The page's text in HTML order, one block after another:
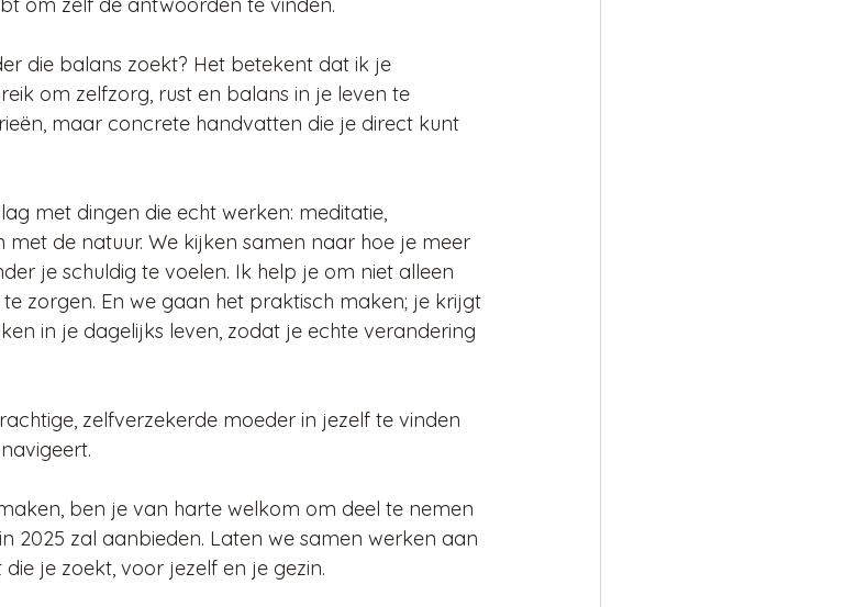
die balans zoekt? Het betekent dat ik je
om zelfzorg, rust en balans in je leven te
maar concrete handvatten die je direct kunt
met dingen die echt werken: meditatie,
met de natuur. We kijken samen naar hoe je meer
je schuldig te voelen. Ik help je om niet alleen
zorgen. En we gaan het praktisch maken; je krijgt
in je dagelijks leven, zodat je echte verandering
zelfverzekerde moeder in jezelf te vinden
ben je van harte welkom om deel te nemen
2025 zal aanbieden. Laten we samen werken aan
je zoekt, voor jezelf en je gezin.